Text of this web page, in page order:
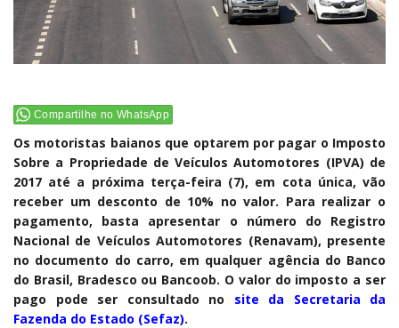
Compartilhe no WhatsApp
Os motoristas baianos que optarem por pagar o Imposto
Sobre a Propriedade de Veículos Automotores (IPVA) de
2017 até a próxima terça-feira (7), em cota única, vão
receber um desconto de 10% no valor. Para realizar o
pagamento, basta apresentar o número do Registro
Nacional de Veículos Automotores (Renavam), presente
no documento do carro, em qualquer agência do Banco
do Brasil, Bradesco ou Bancoob. O valor do imposto a ser
pago pode ser consultado no site da Secretaria da
Fazenda do Estado (Sefaz).